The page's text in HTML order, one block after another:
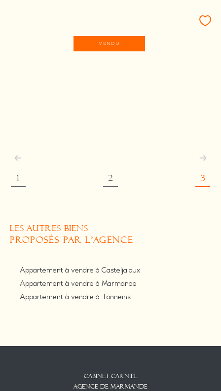
VENDU
1 2 3
LES AUTRES BIENS
PROPOSÉS PAR L'AGENCE
Appartement à vendre à Casteljaloux
Appartement à vendre à Marmande
Appartement à vendre à Tonneins
Cabinet CARNIEL
Agence De Marmande